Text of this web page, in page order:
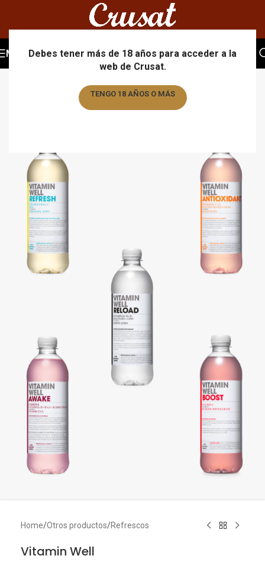
Debes tener más de 18 años para acceder a la
web de Crusat.
TENGO 18 AÑOS O MÁS
MENU
Home/Otros productos/Refrescos
Vitamin Well